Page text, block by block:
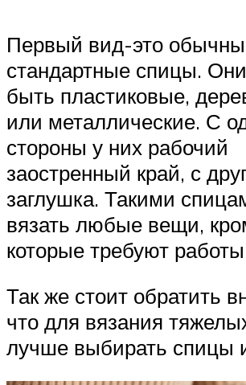
Первый вид-это
стандартные спицы.
быть пластиковые,
или металлические. С
стороны у них рабочий
заостренный край, с
заглушка. Такими
вязать любые вещи,
которые требуют работы
Так же стоит обратить
что для вязания
лучше выбирать спицы